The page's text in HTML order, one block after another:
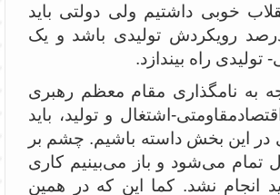
خوبی داشتیم ولی دولتی باید
رویکردش تولیدی باشد و یک
تولیدی راه بیندازد.
به نامگذاری مقام معظم رهبری
اشتغال و تولید، باید
در این بخش داسته باشیم. چشم بر
تمام می‌شود و باز می‌بینیم کاری
انجام نشد. کما این که در همین